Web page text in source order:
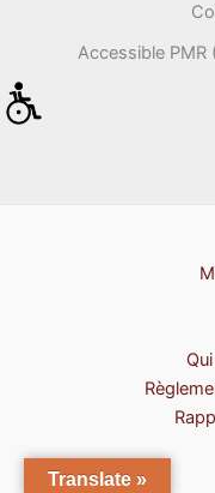
Accessible PMR
Translate »